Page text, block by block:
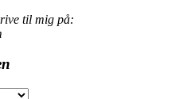
til mig på: